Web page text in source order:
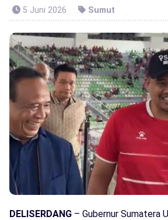
5 Juni 2026 Sumut
DELISERDANG – Gubernur Sumatera